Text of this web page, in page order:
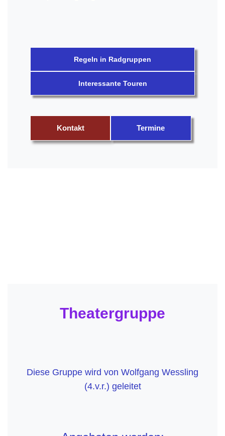
Regeln in Radgruppen
Interessante Touren
Kontakt Termine
Theatergruppe
Diese Gruppe wird von Wolfgang Wessling
(4.v.r.) geleitet